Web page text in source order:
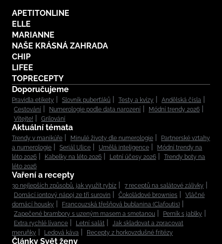
APETITONLINE
ELLE
MARIANNE
NAŠE KRÁSNÁ ZAHRADA
CHIP
LIFEE
TOPRECEPTY
Doporučujeme
Pravidla etikety Slovník puberťáků Testy a kvízy
Andělská čísla
Cestování
Numerologie podle data narození
Módní trendy 2026
Vítejte!
Grilování
Aktuální témata
Trendy v manikúře Minulé životy dle numerologie
Partnerské vztahy
a numerologie
Seriál Ulice Umělá inteligence
Módní trendy na
léto 2026
Kabelky na léto 2026 Letní účesy 2026
Trendy boty na
léto 2026
Vaření a recepty
30 nejlepších způsobů, jak využít rybíz
7 receptů na salátové zálivky
Domácí iontový nápoj ze tří surovin
Čokoládové brownies
Vláčné
domácí housky
Francouzská třešňová bublanina (Clafoutis)
Zapečené brambory s uzeným masem a smetanou
Perník s jablky
Extra rychlé lívance
Letní salát
Jak skladovat a zpracovat
meruňky
Ledová káva Recepty z horkovzdušné fritézy
Články Svět ženy